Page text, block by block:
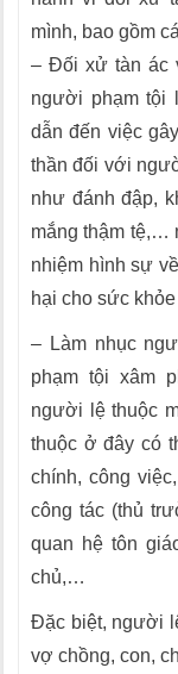
mình, bao gồm
– Đối xử tàn ác
người phạm tội
dẫn đến việc
thần đối với
như đánh đập,
mắng thậm tệ,…
nhiệm hình sự về
hại cho sức
– Làm nhục
phạm tội xâm
người lệ thuộc
thuộc ở đây có
chính, công
công tác (thủ
quan hệ tôn
chủ,…
Đặc biệt, người
vợ chồng, con,